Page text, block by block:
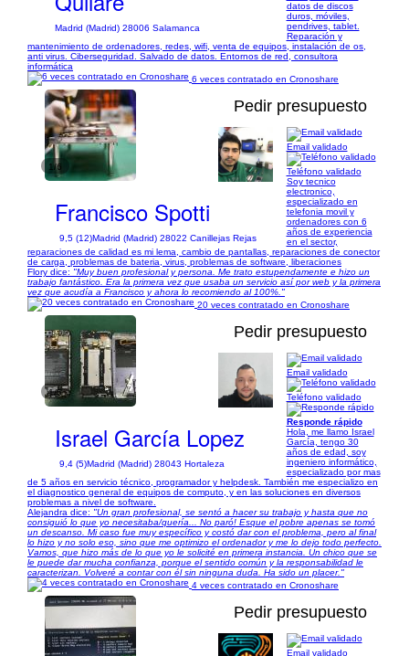
Madrid (Madrid) 28006 Salamanca
datos de discos
duros, móviles,
pendrives, tablet.
Reparación y
mantenimiento de ordenadores, redes, wifi, venta de equipos, instalación de os,
anti virus. Ciberseguridad. Salvado de datos. Entornos de red, consultora
informática
6 veces contratado en Cronoshare
1/6
Pedir presupuesto
Francisco Spotti
9,5 (12)Madrid (Madrid) 28022 Canillejas Rejas
Email validado
Teléfono validado
Soy tecnico
electronico,
especializado en
telefonia movil y
ordenadores con 6
años de experiencia
en el sector,
reparaciones de calidad es mi lema, cambio de pantallas, reparaciones de conector
de carga, problemas de bateria, virus, problemas de software, liberaciones
Flory dice: "Muy buen profesional y persona. Me trato estupendamente e hizo un
trabajo fantástico. Era la primera vez que usaba un servicio así por web y la primera
vez que acudía a Francisco y ahora lo recomiendo al 100%."
20 veces contratado en Cronoshare
1/5
Pedir presupuesto
Israel García Lopez
9,4 (5)Madrid (Madrid) 28043 Hortaleza
Email validado
Teléfono validado
Responde rápido
Hola, me llamo Israel
García, tengo 30
años de edad, soy
ingeniero informático,
especializado por mas
de 5 años en servicio técnico, programador y helpdesk. También me especializo en
el diagnostico general de equipos de computo, y en las soluciones en diversos
problemas a nivel de software.
Alejandra dice: "Un gran profesional, se sentó a hacer su trabajo y hasta que no
consiguió lo que yo necesitaba/quería... No paró! Esque el pobre apenas se tomó
un descanso. Mi caso fue muy específico y costó dar con el problema, pero al final
lo hizo y no solo eso, sino que me optimizo el ordenador y me lo dejo todo perfecto.
Vamos, que hizo más de lo que yo le solicité en primera instancia. Un chico que se
le puede dar mucha confianza, porque el sentido común y la responsabilidad le
caracterizan. Volveré a contar con él sin ninguna duda. Ha sido un placer."
4 veces contratado en Cronoshare
Pedir presupuesto
Email validado